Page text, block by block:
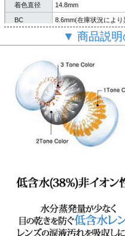
着色直径 14.8mm
BC 8.6mm(在庫状況により
38%
製造方法 サンドイッチ製法
使用期限
６ヶ月～１年間
(使用頻度・使用方法
製造国
韓国
ご案内 個人輸入扱いとなります
御注意下さい
■使用に際しては、使用説明書をよ
■連続してご使用の際は４時間おきに
▼ 商品説